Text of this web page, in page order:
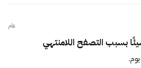
عام
بسبب التصفح اللامنتهي